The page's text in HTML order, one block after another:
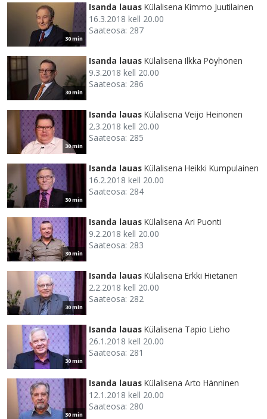
30 min
Isanda lauas Külalisena Kimmo Juutilainen
16.3.2018 kell 20.00
Saateosa: 287
30 min
Isanda lauas Külalisena Ilkka Pöyhönen
9.3.2018 kell 20.00
Saateosa: 286
30 min
Isanda lauas Külalisena Veijo Heinonen
2.3.2018 kell 20.00
Saateosa: 285
30 min
Isanda lauas Külalisena Heikki Kumpulainen
16.2.2018 kell 20.00
Saateosa: 284
30 min
Isanda lauas Külalisena Ari Puonti
9.2.2018 kell 20.00
Saateosa: 283
30 min
Isanda lauas Külalisena Erkki Hietanen
2.2.2018 kell 20.00
Saateosa: 282
30 min
Isanda lauas Külalisena Tapio Lieho
26.1.2018 kell 20.00
Saateosa: 281
30 min
Isanda lauas Külalisena Arto Hänninen
12.1.2018 kell 20.00
Saateosa: 280